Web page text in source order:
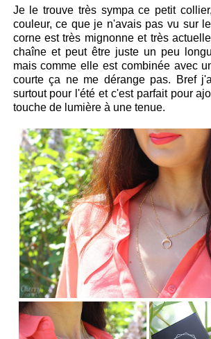
Je le trouve très sympa ce petit
couleur, ce que je n'avais pas vu sur
corne est très mignonne et très
chaîne et peut être juste un peu
mais comme elle est combinée avec
courte ça ne me dérange pas. Bref
surtout pour l'été et c'est parfait pour
touche de lumière à une tenue.